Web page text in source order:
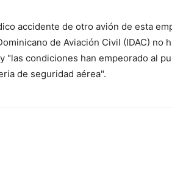
accidente de otro avión de esta
de Aviación Civil (IDAC) no
"las condiciones han empeorado al
de seguridad aérea".